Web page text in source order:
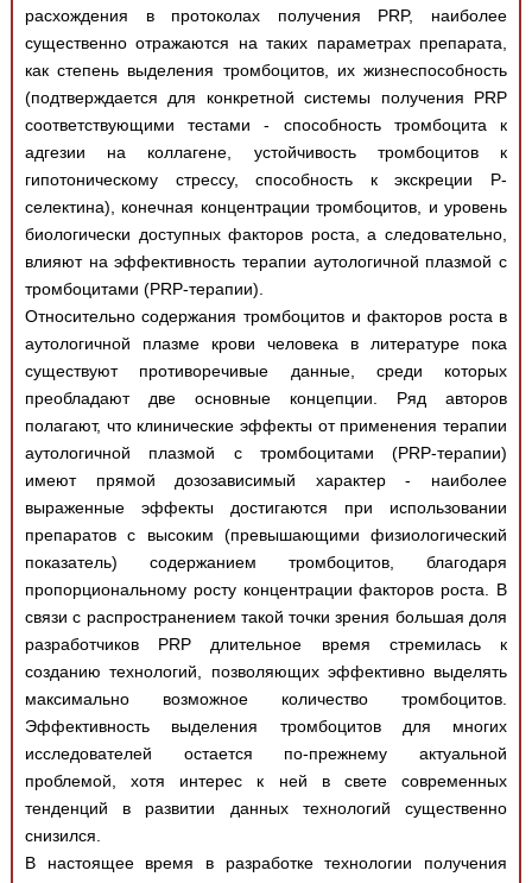
расхождения в протоколах получения PRP, наиболее
существенно отражаются на таких параметрах препарата,
как степень выделения тромбоцитов, их жизнеспособность
(подтверждается для конкретной системы получения PRP
соответствующими тестами - способность тромбоцита к
адгезии на коллагене, устойчивость тромбоцитов к
гипотоническому стрессу, способность к экскреции P-
селектина), конечная концентрации тромбоцитов, и уровень
биологически доступных факторов роста, а следовательно,
влияют на эффективность терапии аутологичной плазмой с
тромбоцитами (PRP-терапии).
Относительно содержания тромбоцитов и факторов роста в
аутологичной плазме крови человека в литературе пока
существуют противоречивые данные, среди которых
преобладают две основные концепции. Ряд авторов
полагают, что клинические эффекты от применения терапии
аутологичной плазмой с тромбоцитами (PRP-терапии)
имеют прямой дозозависимый характер - наиболее
выраженные эффекты достигаются при использовании
препаратов с высоким (превышающими физиологический
показатель) содержанием тромбоцитов, благодаря
пропорциональному росту концентрации факторов роста. В
связи с распространением такой точки зрения большая доля
разработчиков PRP длительное время стремилась к
созданию технологий, позволяющих эффективно выделять
максимально возможное количество тромбоцитов.
Эффективность выделения тромбоцитов для многих
исследователей остается по-прежнему актуальной
проблемой, хотя интерес к ней в свете современных
тенденций в развитии данных технологий существенно
снизился.
В настоящее время в разработке технологии получения